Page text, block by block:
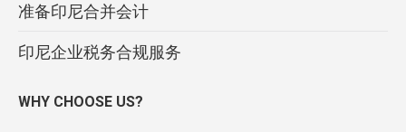
准备印尼合并会计
印尼企业税务合规服务
WHY CHOOSE US?